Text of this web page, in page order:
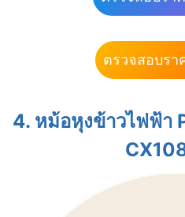
ตรวจสอบรา
4. หม้อหุงข้าวไฟฟ้า